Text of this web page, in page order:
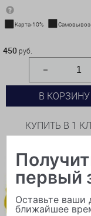
Карта-10%
450 руб.
В КОРЗИНУ
КУПИТЬ В 1
первый
Оставьте
ближайшее